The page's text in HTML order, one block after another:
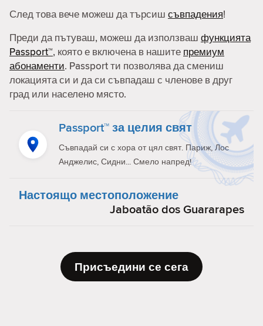
След това вече можеш да търсиш съвпадения!
Преди да пътуваш, можеш да използваш функцията
Passport™, която е включена в нашите премиум
абонаменти. Passport ти позволява да смениш
локацията си и да си съвпадаш с членове в друг
град или населено място.
Passport™ за целия свят
Съвпадай си с хора от цял свят. Париж, Лос
Анджелис, Сидни... Смело напред!
Настоящо местоположение
Jaboatão dos Guararapes
Присъедини се сега